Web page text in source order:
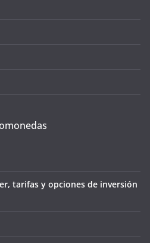
tarifas y opciones de inversión